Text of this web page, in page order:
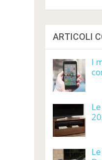
ARTICOLI
I